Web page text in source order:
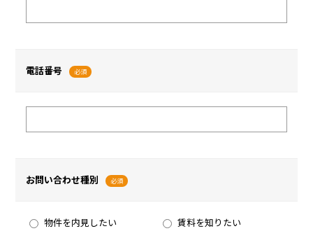
電話番号 必須
お問い合わせ種別 必須
物件を内見したい
賃料を知りたい